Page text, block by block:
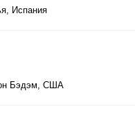
Испания
Бэдэм, США